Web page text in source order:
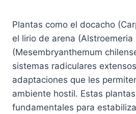
Plantas como el docacho
el lirio de arena
(Mesembryanthemum
sistemas radiculares
adaptaciones que les
ambiente hostil. Estas
fundamentales para